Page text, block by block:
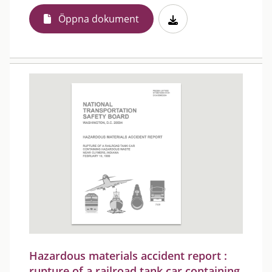
Öppna dokument
Hazardous materials accident report :